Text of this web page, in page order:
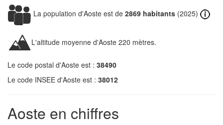
La population d'Aoste est de 2869 habitants (2025)
L'altitude moyenne d'Aoste 220 mètres.
Le code postal d'Aoste est : 38490
Le code INSEE d'Aoste est : 38012
Aoste en chiffres